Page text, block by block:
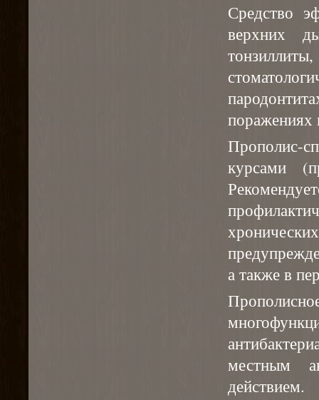
Средство
верхних
поражениях
Прополис-
курсами
а также в
местным
действием.